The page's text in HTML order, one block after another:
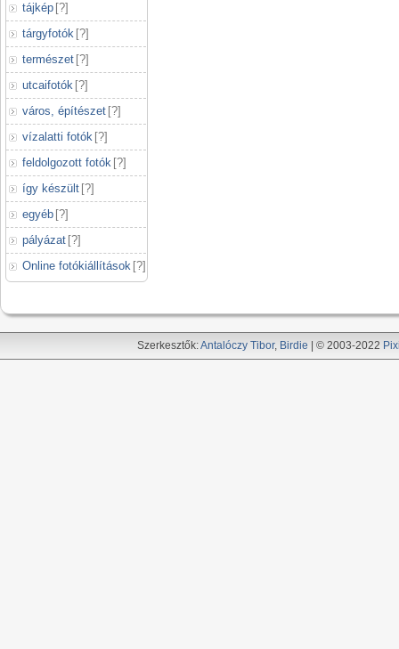
tájkép [?]
tárgyfotók [?]
természet [?]
utcaifotók [?]
város, építészet [?]
vízalatti fotók [?]
feldolgozott fotók [?]
így készült [?]
egyéb [?]
pályázat [?]
Online fotókiállítások [?]
Szerkesztők:Antalóczy Tibor, Birdie | © 2003-2022